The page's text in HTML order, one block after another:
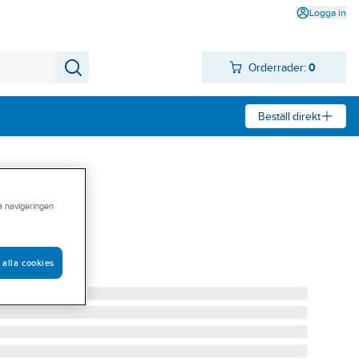
Logga in
Orderrader: 0
Beställ direkt
navigeringen
alla cookies